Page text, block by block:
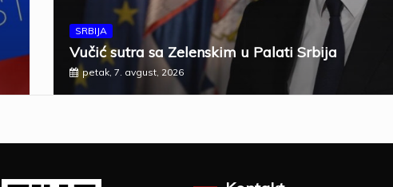
SRBIJA
Vučić sutra sa Zelenskim u Palati Srbija
petak, 7. avgust, 2026